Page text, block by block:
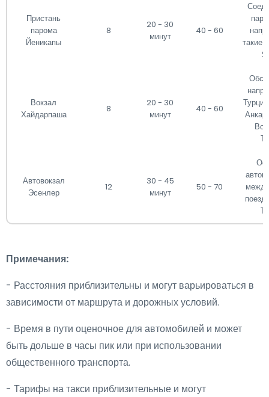
Пристань
парома
Йеникапы
8
20 - 30
минут
40 - 60
такие
Вокзал
Хайдарпаша
8
20 - 30
минут
40 - 60
Автовокзал
Эсенлер
12
30 - 45
минут
50 - 70
Примечания:
- Расстояния приблизительны и могут варьироваться в
зависимости от маршрута и дорожных условий.
- Время в пути оценочное для автомобилей и может
быть дольше в часы пик или при использовании
общественного транспорта.
- Тарифы на такси приблизительные и могут